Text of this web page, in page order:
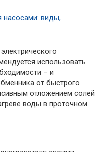
насосами: виды,
использовать
– и
от быстрого
отложением солей
воды в проточном